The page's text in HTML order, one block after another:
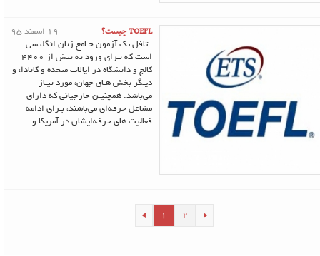
TOEFL چیست؟
19 اسفند 95
تافل یک آزمون جـامع زبان انگلیسی
است که بـرای ورود به بیش از 4400
کالج و دانشگاه در ایالات متحده و کانادا، و
دیـگر بخش هـای جهان، مورد نیـاز
می‌باشد. همچنیـن خارجیانی که دارای
مشاغل حرفه‌ای می‌باشند، بـرای ادامه
فعالیت های حرفه‌ایشان در آمریکا و ...
1 2